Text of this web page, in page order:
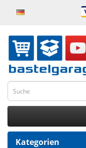
Kategorien